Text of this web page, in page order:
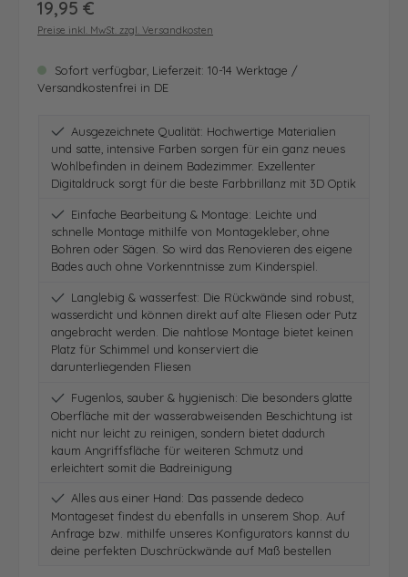
Regulärer Preis:
19,95 €
Preise inkl. MwSt. zzgl. Versandkosten
Sofort verfügbar, Lieferzeit: 10-14 Werktage /
Versandkostenfrei in DE
Ausgezeichnete Qualität: Hochwertige Materialien
und satte, intensive Farben sorgen für ein ganz neues
Wohlbefinden in deinem Badezimmer. Exzellenter
Digitaldruck sorgt für die beste Farbbrillanz mit 3D Optik
Einfache Bearbeitung & Montage: Leichte und
schnelle Montage mithilfe von Montagekleber, ohne
Bohren oder Sägen. So wird das Renovieren des eigene
Bades auch ohne Vorkenntnisse zum Kinderspiel.
Langlebig & wasserfest: Die Rückwände sind robust,
wasserdicht und können direkt auf alte Fliesen oder Putz
angebracht werden. Die nahtlose Montage bietet keinen
Platz für Schimmel und konserviert die
darunterliegenden Fliesen
Fugenlos, sauber & hygienisch: Die besonders glatte
Oberfläche mit der wasserabweisenden Beschichtung ist
nicht nur leicht zu reinigen, sondern bietet dadurch
kaum Angriffsfläche für weiteren Schmutz und
erleichtert somit die Badreinigung
Alles aus einer Hand: Das passende dedeco
Montageset findest du ebenfalls in unserem Shop. Auf
Anfrage bzw. mithilfe unseres Konfigurators kannst du
deine perfekten Duschrückwände auf Maß bestellen